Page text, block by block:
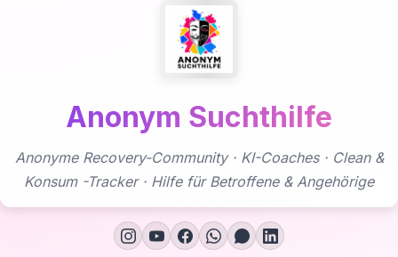
Anonym Suchthilfe
Anonyme Recovery-Community · KI-Coaches · Clean &
Konsum -Tracker · Hilfe für Betroffene & Angehörige